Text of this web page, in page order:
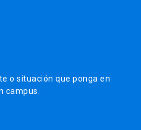
o situación que ponga en
campus.